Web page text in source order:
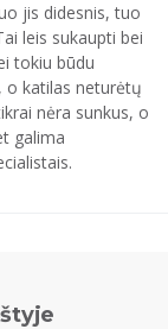
jis didesnis, tuo
leis sukaupti bei
tokiu būdu
o katilas neturėtų
nėra sunkus, o
galima